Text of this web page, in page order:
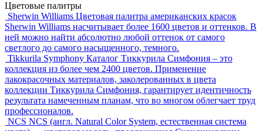
Цветовые палитры
Sherwin Williams Цветовая палитра американских красок
Sherwin Williams насчитывает более 1600 цветов и оттенков. В
ней можно найти абсолютно любой оттенок от самого
светлого до самого насыщенного, темного.
Tikkurila Symphony Каталог Тиккурила Симфония – это
коллекция из более чем 2400 цветов. Применение
лакокрасочных материалов, заколерованных в цвета
коллекции Тиккурила Симфония, гарантирует идентичность
результата намеченным планам, что во многом облегчает труд
профессионалов.
NCS NCS (англ. Natural Color System, естественная система